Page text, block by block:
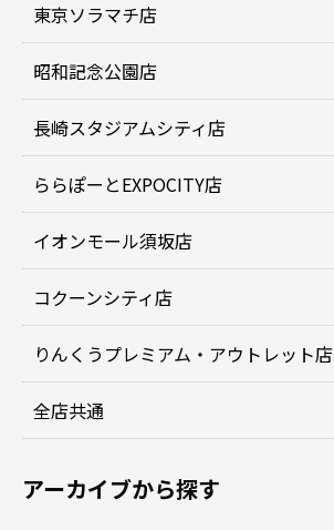
東京ソラマチ店
昭和記念公園店
長崎スタジアムシティ店
ららぽーとEXPOCITY店
イオンモール須坂店
コクーンシティ店
りんくうプレミアム・アウトレット店
全店共通
アーカイブから探す